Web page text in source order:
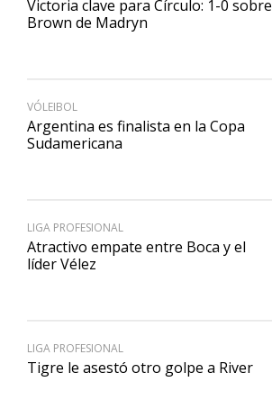
Victoria clave para Círculo: 1-0 sobre
Brown de Madryn
VÓLEIBOL
Argentina es finalista en la Copa
Sudamericana
LIGA PROFESIONAL
Atractivo empate entre Boca y el
líder Vélez
LIGA PROFESIONAL
Tigre le asestó otro golpe a River